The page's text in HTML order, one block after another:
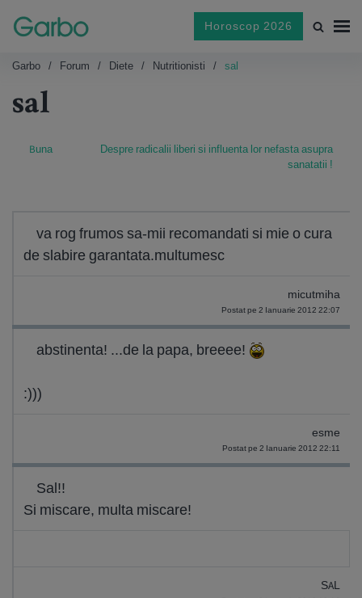
Horoscop 2026
Garbo Forum Diete Nutritionisti sal
sal
Buna
Despre radicalii liberi si influenta lor nefasta asupra
sanatatii !
va rog frumos sa-mii recomandati si mie o cura
de slabire garantata.multumesc
micutmiha
Postat pe 2 Ianuarie 2012 22:07
abstinenta! ...de la papa, breeee!
:)))
esme
Postat pe 2 Ianuarie 2012 22:11
Sal!!
Si miscare, multa miscare!
SAL